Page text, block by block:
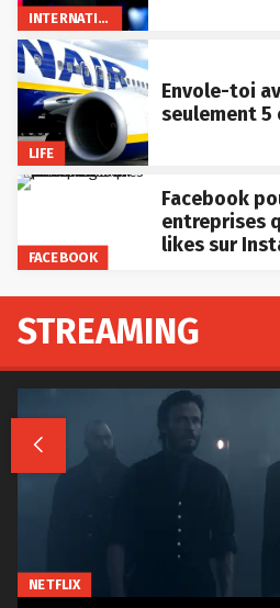
INTERNATIONAL
LIFE
Envole-toi
seulement 5
FACEBOOK
Facebook
entreprises
likes sur
STREAMING

NETFLIX